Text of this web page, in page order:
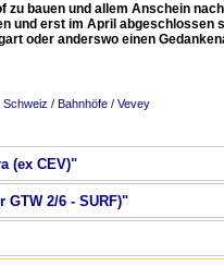
zu bauen und allem Anschein
und erst im April abgeschlossen
oder anderswo einen
Schweiz / Bahnhöfe / Vevey
(ex CEV)"
2/6 - SURF)"